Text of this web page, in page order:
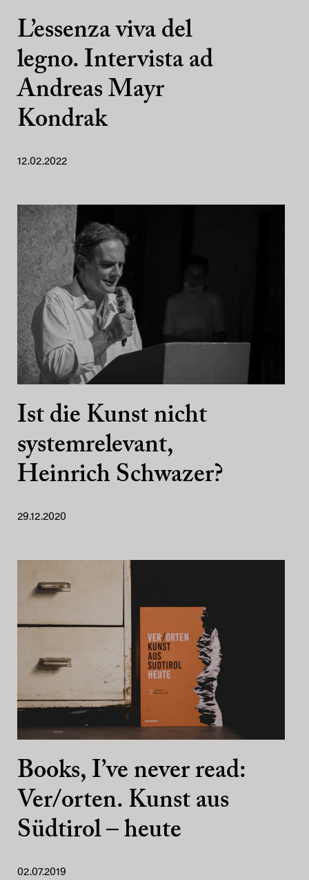
L’essenza viva del
legno. Intervista ad
Andreas Mayr
Kondrak
12.02.2022
Ist die Kunst nicht
systemrelevant,
Heinrich Schwazer?
29.12.2020
Books, I’ve never read:
Ver/orten. Kunst aus
Südtirol – heute
02.07.2019